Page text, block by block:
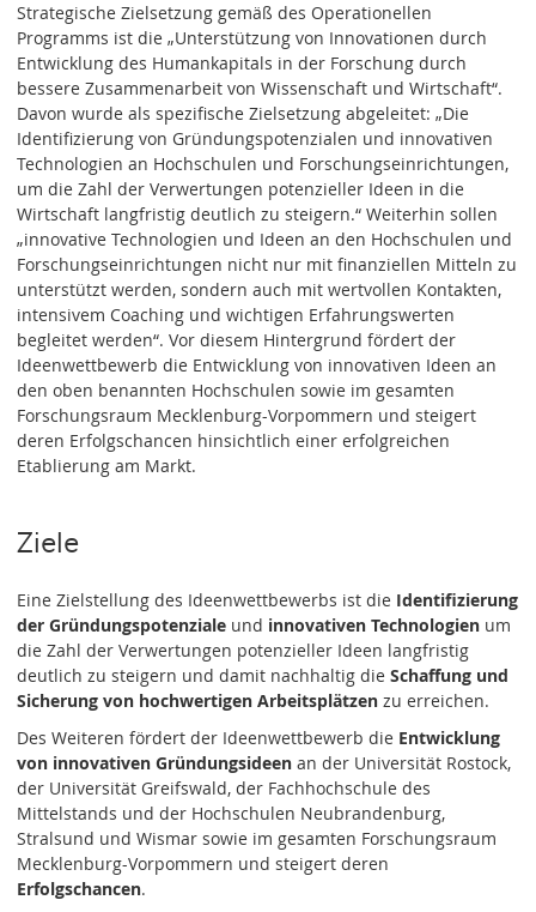
Strategische Zielsetzung gemäß des Operationellen
Programms ist die „Unterstützung von Innovationen durch
Entwicklung des Humankapitals in der Forschung durch
bessere Zusammenarbeit von Wissenschaft und Wirtschaft“.
Davon wurde als spezifische Zielsetzung abgeleitet: „Die
Identifizierung von Gründungspotenzialen und innovativen
Technologien an Hochschulen und Forschungseinrichtungen,
um die Zahl der Verwertungen potenzieller Ideen in die
Wirtschaft langfristig deutlich zu steigern.“ Weiterhin sollen
„innovative Technologien und Ideen an den Hochschulen und
Forschungseinrichtungen nicht nur mit finanziellen Mitteln zu
unterstützt werden, sondern auch mit wertvollen Kontakten,
intensivem Coaching und wichtigen Erfahrungswerten
begleitet werden“. Vor diesem Hintergrund fördert der
Ideenwettbewerb die Entwicklung von innovativen Ideen an
den oben benannten Hochschulen sowie im gesamten
Forschungsraum Mecklenburg-Vorpommern und steigert
deren Erfolgschancen hinsichtlich einer erfolgreichen
Etablierung am Markt.
Ziele
Eine Zielstellung des Ideenwettbewerbs ist die Identifizierung
der Gründungspotenziale und innovativen Technologien um
die Zahl der Verwertungen potenzieller Ideen langfristig
deutlich zu steigern und damit nachhaltig dieSchaffung und
Sicherung von hochwertigen Arbeitsplätzen zu erreichen.
Des Weiteren fördert der Ideenwettbewerb die Entwicklung
von innovativen Gründungsideen an der Universität Rostock,
der Universität Greifswald, der Fachhochschule des
Mittelstands und der Hochschulen Neubrandenburg,
Stralsund und Wismar sowie im gesamten Forschungsraum
Mecklenburg-Vorpommern und steigert deren
Erfolgschancen.